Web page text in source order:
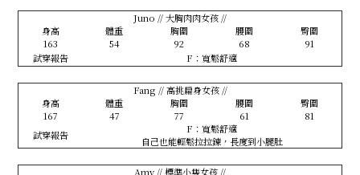
Juno // 大胸肉肉女孩 //
身高
體重 胸圍 腰圍
臀圍
163
54 92 68
91
試穿報告
F：寬鬆舒適
Fang // 高挑扁身女孩 //
身高
體重 胸圍 腰圍
臀圍
167
47 77 61
81
試穿報告
F：寬鬆舒適
自己也能輕鬆拉拉鍊，長度到小腿肚
Amy // 標準小隻女孩 //